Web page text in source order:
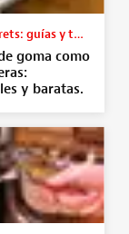
Trade Secrets: guías y tutoriales
goma como
y baratas.